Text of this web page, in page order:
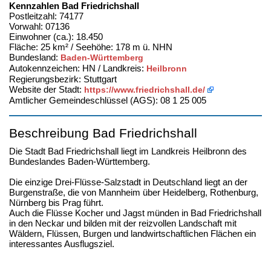
Kennzahlen Bad Friedrichshall
Postleitzahl: 74177
Vorwahl: 07136
Einwohner (ca.): 18.450
Fläche: 25 km² / Seehöhe: 178 m ü. NHN
Bundesland: Baden-Württemberg
Autokennzeichen: HN / Landkreis: Heilbronn
Regierungsbezirk: Stuttgart
Website der Stadt: https://www.friedrichshall.de/
Amtlicher Gemeindeschlüssel (AGS): 08 1 25 005
Beschreibung Bad Friedrichshall
Die Stadt Bad Friedrichshall liegt im Landkreis Heilbronn des
Bundeslandes Baden-Württemberg.
Die einzige Drei-Flüsse-Salzstadt in Deutschland liegt an der
Burgenstraße, die von Mannheim über Heidelberg, Rothenburg,
Nürnberg bis Prag führt.
Auch die Flüsse Kocher und Jagst münden in Bad Friedrichshall
in den Neckar und bilden mit der reizvollen Landschaft mit
Wäldern, Flüssen, Burgen und landwirtschaftlichen Flächen ein
interessantes Ausflugsziel.